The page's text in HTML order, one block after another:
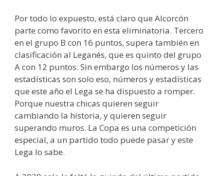
Por todo lo expuesto, está claro que Alcorcón
parte como favorito en esta eliminatoria. Tercero
en el grupo B con 16 puntos, supera también en
clasificación al Leganés, que es quinto del grupo
A con 12 puntos. Sin embargo los números y las
estadísticas son solo eso, números y estadísticas
que este año el Lega se ha dispuesto a romper.
Porque nuestra chicas quieren seguir
cambiando la historia, y quieren seguir
superando muros. La Copa es una competición
especial, a un partido todo puede pasar y este
Lega lo sabe.